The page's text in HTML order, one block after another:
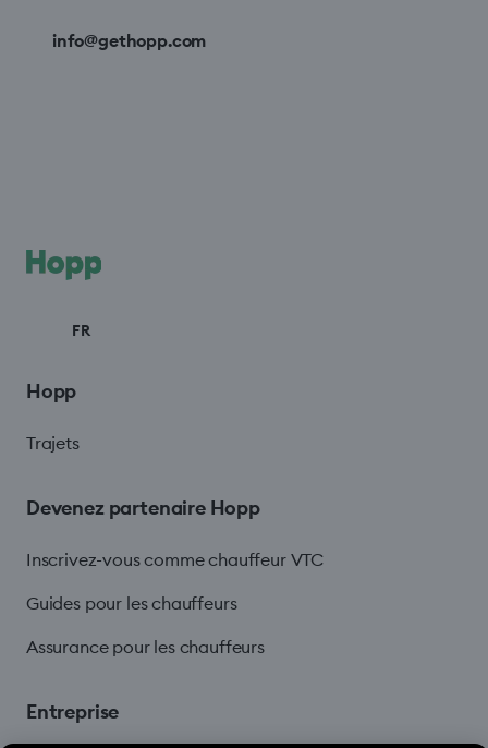
info@gethopp.com
FR
Hopp
Trajets
Devenez partenaire Hopp
Inscrivez-vous comme chauffeur VTC
Guides pour les chauffeurs
Assurance pour les chauffeurs
Entreprise